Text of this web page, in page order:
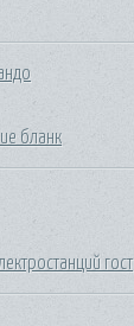
бланк
гост